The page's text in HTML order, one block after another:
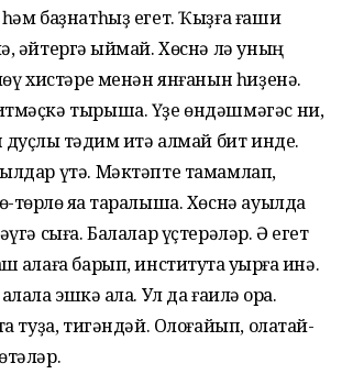
баҙнатһыҙ егет. Ҡыҙға ғашиҡ
әйтергә ҡыймай. Хөснә лә уның
хистәре менән янғанын һиҙенә.
тырыша. Үҙе өндәшмәгәс ни,
тәҡдим итә алмай бит ин­де.
үтә. Мәктәпте тамамлап,
яҡ­ҡа таралыша. Хөснә ауылда
сыға. Балалар үҫтерәләр. Ә егет
барып, институтҡа уҡырға инә.
эшкә ҡала. Ул да ғаилә ҡо­ра.
туҙа, тигәндәй. Олоғайып, олатай-